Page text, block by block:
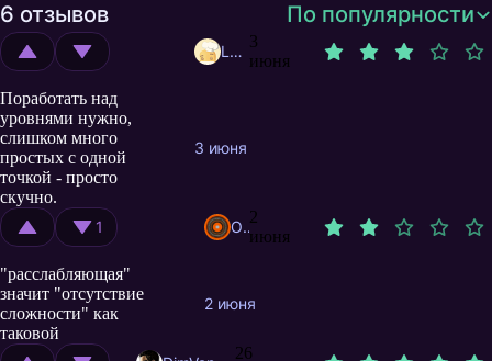
6 отзывов По популярности
Loose0Lord
3
июня
Поработать над
уровнями нужно,
слишком много
простых с одной
точкой - просто
скучно.
3 июня
1 Ozonar
2
июня
"расслабляющая"
значит "отсутствие
сложности" как
таковой
2 июня
26